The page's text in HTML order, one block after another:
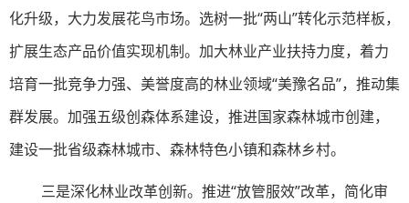
化升级，大力发展花鸟市场。选树一批“两山”转化示范样板，
扩展生态产品价值实现机制。加大林业产业扶持力度，着力
培育一批竞争力强、美誉度高的林业领域“美豫名品”，推动集
群发展。加强五级创森体系建设，推进国家森林城市创建，
建设一批省级森林城市、森林特色小镇和森林乡村。
三是深化林业改革创新。推进“放管服效”改革，简化审